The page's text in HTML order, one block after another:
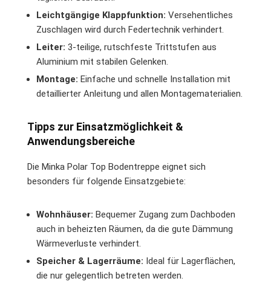
Leichtgängige Klappfunktion: Versehentliches
Zuschlagen wird durch Federtechnik verhindert.
Leiter: 3-teilige, rutschfeste Trittstufen aus
Aluminium mit stabilen Gelenken.
Montage: Einfache und schnelle Installation mit
detaillierter Anleitung und allen Montagematerialien.
Tipps zur Einsatzmöglichkeit &
Anwendungsbereiche
Die Minka Polar Top Bodentreppe eignet sich
besonders für folgende Einsatzgebiete:
Wohnhäuser: Bequemer Zugang zum Dachboden
auch in beheizten Räumen, da die gute Dämmung
Wärmeverluste verhindert.
Speicher & Lagerräume: Ideal für Lagerflächen,
die nur gelegentlich betreten werden.